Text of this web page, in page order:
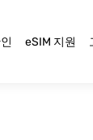
eSIM 지원